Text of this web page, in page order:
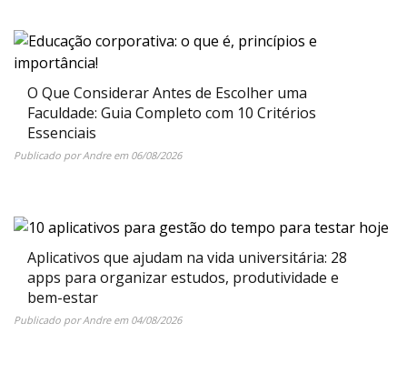
O Que Considerar Antes de Escolher uma
Faculdade: Guia Completo com 10 Critérios
Essenciais
Publicado porAndreem 06/08/2026
Aplicativos que ajudam na vida universitária: 28
apps para organizar estudos, produtividade e
bem-estar
Publicado porAndreem 04/08/2026